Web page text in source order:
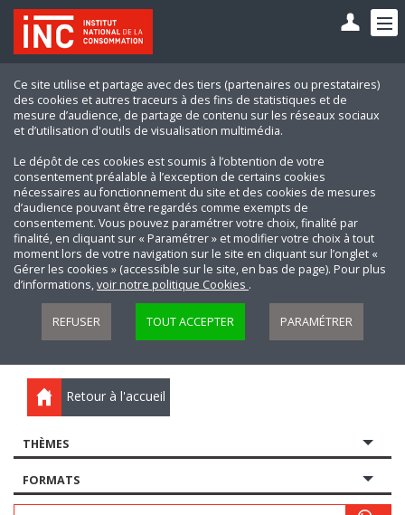
Ce site utilise et partage avec des tiers (partenaires ou prestataires)
des cookies et autres traceurs à des fins de statistiques et de
mesure d’audience, de partage de contenu sur les réseaux sociaux
et d’utilisation d'outils de visualisation multimédia.
Le dépôt de ces cookies est soumis à l’obtention de votre
consentement préalable à l’exception de certains cookies
nécessaires au fonctionnement du site et des cookies de mesures
d’audience pouvant être regardés comme exempts de
consentement. Vous pouvez paramétrer votre choix, finalité par
finalité, en cliquant sur « Paramétrer » et modifier votre choix à tout
moment lors de votre navigation sur le site en cliquant sur l’onglet «
Gérer les cookies » (accessible sur le site, en bas de page). Pour plus
d’informations,voir notre politique Cookies .
REFUSER TOUT ACCEPTER PARAMÉTRER
Retour à l'accueil
THÈMES
FORMATS